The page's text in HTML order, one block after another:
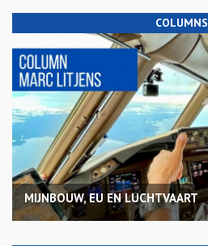
COLUMNS
MIJNBOUW, EU EN LUCHTVAART